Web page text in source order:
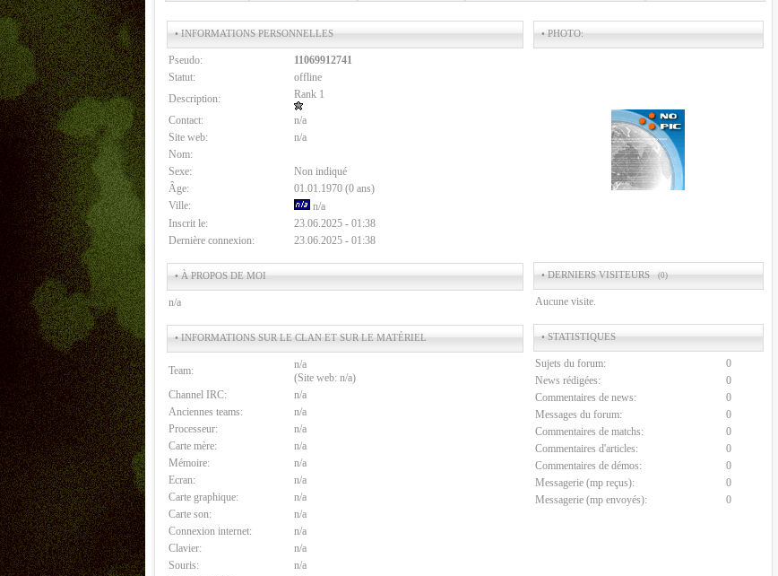
• INFORMATIONS PERSONNELLES
Pseudo:
11069912741
Statut:
offline
Description:
Rank 1
Contact:
n/a
Site web:
n/a
Nom:
Sexe:
Non indiqué
Âge:
01.01.1970 (0 ans)
Ville:
n/a
Inscrit le:
23.06.2025 - 01:38
Dernière connexion:
23.06.2025 - 01:38
• À PROPOS DE MOI
n/a
• INFORMATIONS SUR LE CLAN ET SUR LE MATÉRIEL
Team:
n/a
(Site web: n/a)
Channel IRC:
n/a
Anciennes teams:
n/a
Processeur:
n/a
Carte mère:
n/a
Mémoire:
n/a
Ecran:
n/a
Carte graphique:
n/a
Carte son:
n/a
Connexion internet:
n/a
Clavier:
n/a
Souris:
n/a
• PHOTO:
• DERNIERS VISITEURS (0)
Aucune visite.
• STATISTIQUES
Sujets du forum:
0
News rédigées:
0
Commentaires de news:
0
Messages du forum:
0
Commentaires de matchs:
0
Commentaires d'articles:
0
Commentaires de démos:
0
Messagerie (mp reçus):
0
Messagerie (mp envoyés):
0